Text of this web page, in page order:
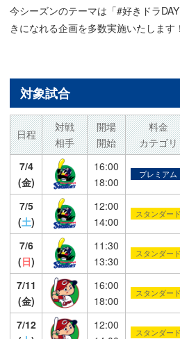
今シーズンのテーマは「#好きドラ
きになれる企画を多数実施いたします！
対象試合
日程
対戦
相手
開場
開始
料金
カテゴリ
7/4
(金)
16:00
18:00
プレミアム
7/5
(土)
12:00
14:00
スタンダード
7/6
(日)
11:30
13:30
スタンダード
7/11
(金)
16:00
18:00
スタンダード
7/12
12:00
スタンダード